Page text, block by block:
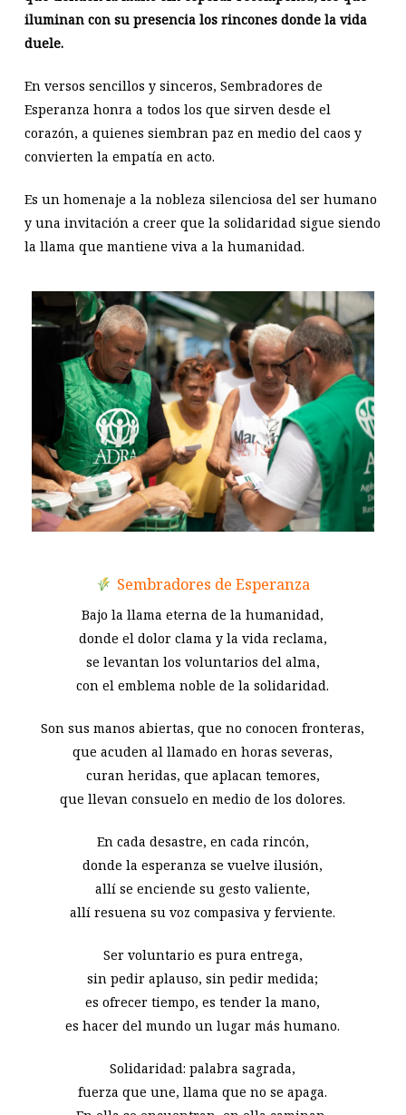
iluminan con su presencia los rincones donde la vida
duele.
En versos sencillos y sinceros, Sembradores de
Esperanza honra a todos los que sirven desde el
corazón, a quienes siembran paz en medio del caos y
convierten la empatía en acto.
Es un homenaje a la nobleza silenciosa del ser humano
y una invitación a creer que la solidaridad sigue siendo
la llama que mantiene viva a la humanidad.
Sembradores de Esperanza
Bajo la llama eterna de la humanidad,
donde el dolor clama y la vida reclama,
se levantan los voluntarios del alma,
con el emblema noble de la solidaridad.
Son sus manos abiertas, que no conocen fronteras,
que acuden al llamado en horas severas,
curan heridas, que aplacan temores,
que llevan consuelo en medio de los dolores.
En cada desastre, en cada rincón,
donde la esperanza se vuelve ilusión,
allí se enciende su gesto valiente,
allí resuena su voz compasiva y ferviente.
Ser voluntario es pura entrega,
sin pedir aplauso, sin pedir medida;
es ofrecer tiempo, es tender la mano,
es hacer del mundo un lugar más humano.
Solidaridad: palabra sagrada,
fuerza que une, llama que no se apaga.